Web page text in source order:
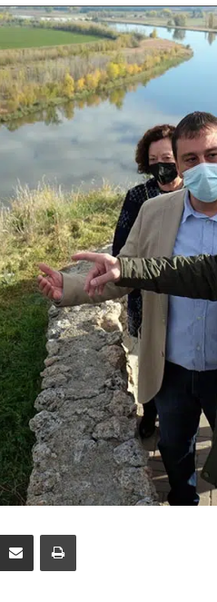
Compartir por correo electrónicoImprimir